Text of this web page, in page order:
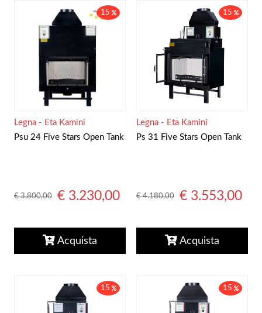
15
Psu 24 Five Stars Open Tank
Legna - Eta Kamini
€ 3.800,00 € 3.230,00
Acquista
15
Ps 31 Five Stars Open Tank
Legna - Eta Kamini
€ 4.180,00 € 3.553,00
Acquista
15 15